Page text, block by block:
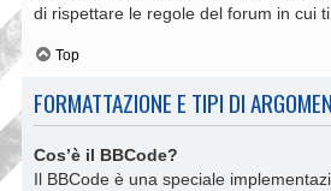
di rispettare le regole del forum in cui ti
Top
FORMATTAZIONE E TIPI DI
Cos’è il BBCode?
Il BBCode è una speciale